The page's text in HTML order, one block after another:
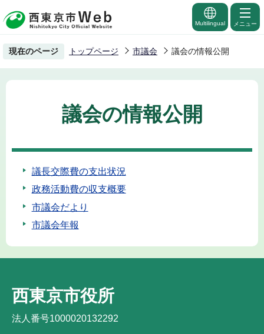
の
ー
ジ
Multilingual メニュー
現在のページ トップページ 市議会 議会の情報公開
議会の情報公開
議長交際費の支出状況
政務活動費の収支概要
市議会だより
市議会年報
西東京市役所
法人番号1000020132292